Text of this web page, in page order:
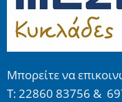
Μπορείτε να
Τ: 22860 83756 &